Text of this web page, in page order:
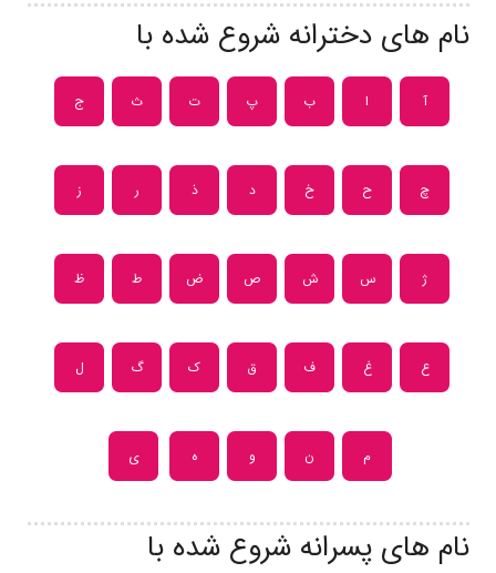
نام های دخترانه شروع شده با
آ ا ب پ ت ث ج
چ ح خ د ذ ر ز
ژ س ش ص ض ط ظ
ع غ ف ق ک گ ل
م ن و ه ی
نام های پسرانه شروع شده با